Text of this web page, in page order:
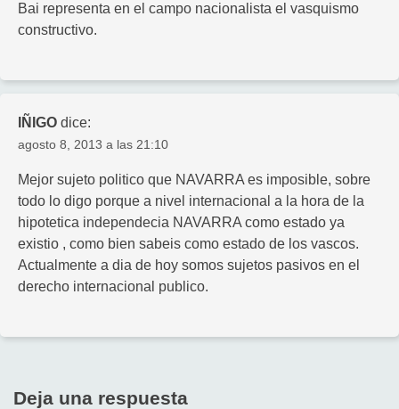
Bai representa en el campo nacionalista el vasquismo
constructivo.
IÑIGO dice:
agosto 8, 2013 a las 21:10
Mejor sujeto politico que NAVARRA es imposible, sobre
todo lo digo porque a nivel internacional a la hora de la
hipotetica independecia NAVARRA como estado ya
existio , como bien sabeis como estado de los vascos.
Actualmente a dia de hoy somos sujetos pasivos en el
derecho internacional publico.
Deja una respuesta